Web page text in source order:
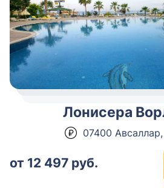
Лонисера
07400
от 12 497 руб.